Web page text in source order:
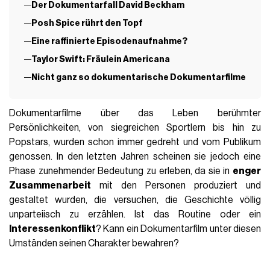
Der Dokumentarfall David Beckham
Posh Spice rührt den Topf
Eine raffinierte Episodenaufnahme?
Taylor Swift: Fräulein Americana
Nicht ganz so dokumentarische Dokumentarfilme
Dokumentarfilme über das Leben berühmter
Persönlichkeiten, von siegreichen Sportlern bis hin zu
Popstars, wurden schon immer gedreht und vom Publikum
genossen. In den letzten Jahren scheinen sie jedoch eine
Phase zunehmender Bedeutung zu erleben, da sie in enger
Zusammenarbeit mit den Personen produziert und
gestaltet wurden, die versuchen, die Geschichte völlig
unparteiisch zu erzählen. Ist das Routine oder ein
Interessenkonflikt? Kann ein Dokumentarfilm unter diesen
Umständen seinen Charakter bewahren?